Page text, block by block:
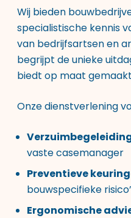
Wij bieden
specialistische kennis
van bedrijfsartsen en
begrijpt de unieke
biedt op maat
Onze dienstverlening
vaste casemanager
Preventieve
bouwspecifieke
Ergonomische